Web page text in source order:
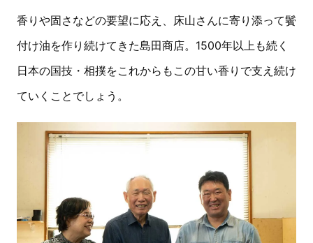
香りや固さなどの要望に応え、床山さんに寄り添って鬢
付け油を作り続けてきた島田商店。1500年以上も続く
日本の国技・相撲をこれからもこの甘い香りで支え続け
ていくことでしょう。